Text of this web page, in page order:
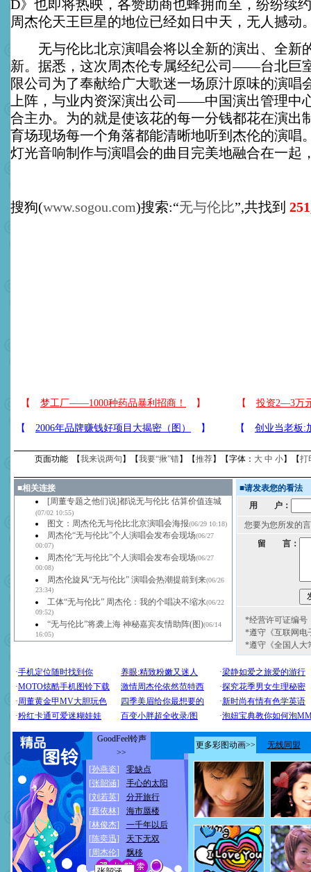
D》也即将热映，各赞助商也蜂拥而至，纷纷续
周杰伦天王巨星的地位已经如日中天，无人撼动
无与伦比北京演唱会将以全新的演出、全新
新。据悉，这次周杰伦专属经纪公司——台北巨
限公司为了奉献给广大歌迷一场原汁原味的演唱
上阵，与业内资深演出公司——中国演出管理中
合主办。为的就是使该花的每一分钱都花在演出
育场现场每一个角落都能清晰地听到杰伦的演唱
灯光音响制作与演唱会的曲目完美地融合在一起
搜狗(www.sogou.com)搜索:“无与伦比”,共找到
页面功能 【我来说两句 】【我要“揪”错】【推荐】【字体： 大 中 小】【打
■相关连接
[周董专题之他们说]都说无与伦比 估算价值连城
(07/02 10:55)
图文：周杰伦无与伦比北京演唱会海报(06/29 10:18)
周杰伦“无与伦比”个人演唱会发布会现场(06/27
00:07)
周杰伦“无与伦比”个人演唱会发布会现场(06/27
00:08)
周杰伦旋风“无与伦比” 演唱会热潮提前到来(06/26
23:34)
工体“无与伦比” 周杰伦：我的个唱决不缩水(06/22
09:52)
“无与伦比”将袭上海 神秘嘉宾友情助阵(图)(06/14
16:05)
■请发表您的看法
用 户：
您要为您所发的
留 言：
*经营许可证编号
*遵守《互联网电
*遵守《全国人大